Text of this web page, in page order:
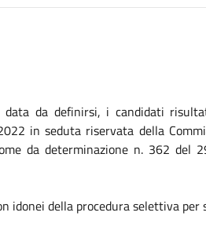
da definirsi, i candidati
in seduta riservata della
da determinazione n. 362 del
idonei della procedura selettiva